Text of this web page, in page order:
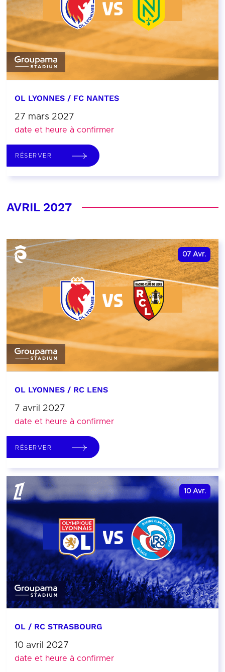
OL LYONNES / FC NANTES
27 mars 2027
date et heure à confirmer
RÉSERVER
AVRIL 2027
07 Avr.
OL LYONNES / RC LENS
7 avril 2027
date et heure à confirmer
RÉSERVER
10 Avr.
OL / RC STRASBOURG
10 avril 2027
date et heure à confirmer